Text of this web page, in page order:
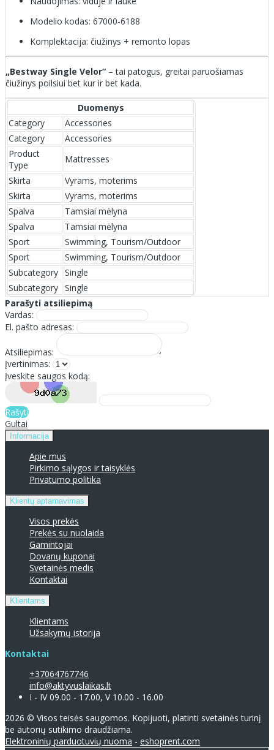
Modelio kodas: 67000-6188
Komplektacija: čiužinys + remonto lopas
„Bestway Single Velor“ – tai patogus, greitai paruošiamas
čiužinys poilsiui bet kur ir bet kada.
Duomenys
Category
Accessories
Category
Accessories
Product
Type
Mattresses
Skirta
Vyrams, moterims
Skirta
Vyrams, moterims
Spalva
Tamsiai mėlyna
Spalva
Tamsiai mėlyna
Sport
Swimming, Tourism/Outdoor
Sport
Swimming, Tourism/Outdoor
Subcategory Single
Subcategory Single
Parašyti atsiliepimą
Vardas:
El. pašto adresas:
Atsiliepimas:
Įvertinimas:
Įveskite saugos kodą:
Rašyti
Gultai
Informacija
Apie mus
Pirkimo sąlygos ir taisyklės
Privatumo politika
Klientų aptarnavimas
Visos prekės
Prekės su nuolaida
Gamintojai
Dovanų kuponai
Svetainės medis
Kontaktai
Klientams
Klientams
Užsakymų istorija
Kontaktai
+37064767746
info@aktyvuslaikas.lt
I - IV 09.00 - 17.00, V 10.00 - 16.00
2026 © Visos teisės saugomos. Kopijuoti, platinti svetainės turinį
be autorių sutikimo draudžiama.
Elektroninių parduotuvių nuoma - eshoprent.com